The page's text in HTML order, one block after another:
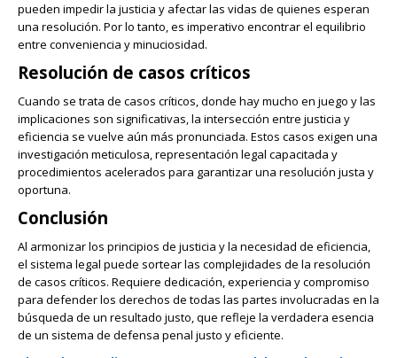
pueden impedir la justicia y afectar las vidas de quienes esperan
una resolución. Por lo tanto, es imperativo encontrar el equilibrio
entre conveniencia y minuciosidad.
Resolución de casos críticos
Cuando se trata de casos críticos, donde hay mucho en juego y las
implicaciones son significativas, la intersección entre justicia y
eficiencia se vuelve aún más pronunciada. Estos casos exigen una
investigación meticulosa, representación legal capacitada y
procedimientos acelerados para garantizar una resolución justa y
oportuna.
Conclusión
Al armonizar los principios de justicia y la necesidad de eficiencia,
el sistema legal puede sortear las complejidades de la resolución
de casos críticos. Requiere dedicación, experiencia y compromiso
para defender los derechos de todas las partes involucradas en la
búsqueda de un resultado justo, que refleje la verdadera esencia
de un sistema de defensa penal justo y eficiente.